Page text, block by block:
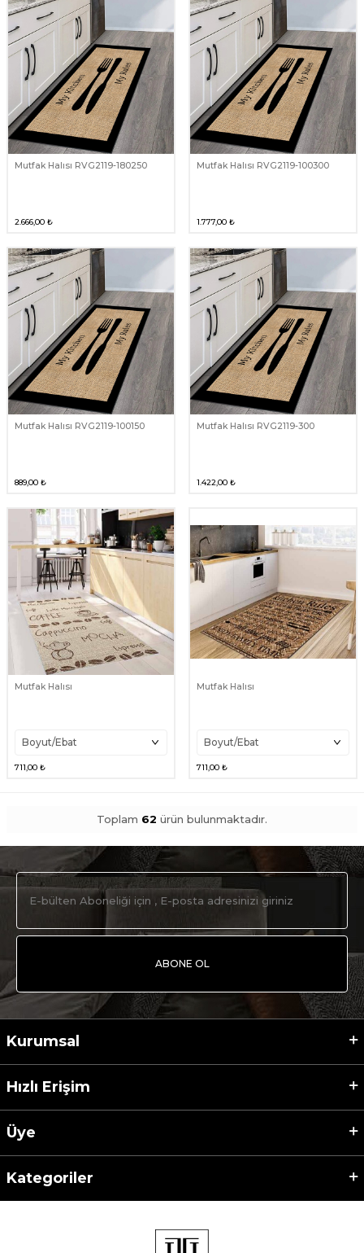
Mutfak Halısı RVG2119-180250
2.666,00 ₺
Mutfak Halısı RVG2119-100300
1.777,00 ₺
Mutfak Halısı RVG2119-100150
889,00 ₺
Mutfak Halısı RVG2119-300
1.422,00 ₺
Mutfak Halısı
711,00 ₺
Mutfak Halısı
711,00 ₺
Toplam 62 ürün bulunmaktadır.
ABONE OL
Kurumsal
Hızlı Erişim
Üye
Kategoriler